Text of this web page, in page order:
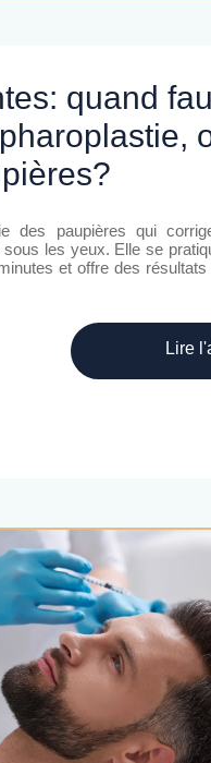
des paupières qui
les yeux. Elle se
et offre des
Lire